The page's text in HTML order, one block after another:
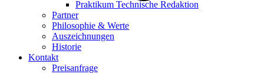
Praktikum Technische Redaktion
Partner
Philosophie & Werte
Auszeichnungen
Historie
Kontakt
Preisanfrage